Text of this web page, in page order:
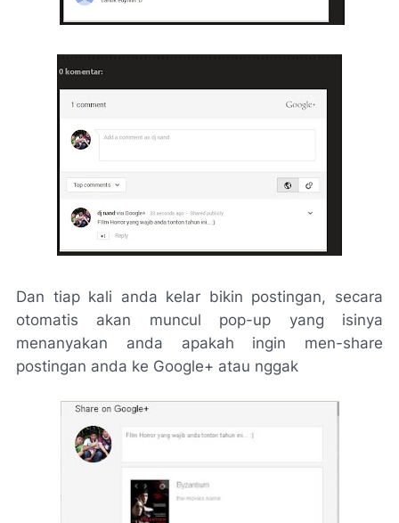
Dan tiap kali anda kelar bikin postingan, secara
otomatis akan muncul pop-up yang isinya
menanyakan anda apakah ingin men-share
postingan anda ke Google+ atau nggak